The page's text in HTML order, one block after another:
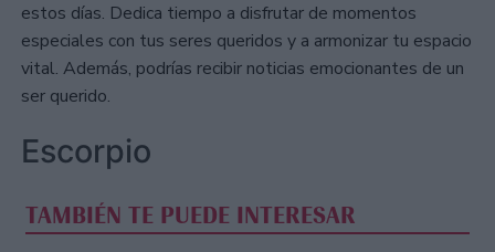
estos días. Dedica tiempo a disfrutar de momentos
especiales con tus seres queridos y a armonizar tu espacio
vital. Además, podrías recibir noticias emocionantes de un
ser querido.
Escorpio
TAMBIÉN TE PUEDE INTERESAR